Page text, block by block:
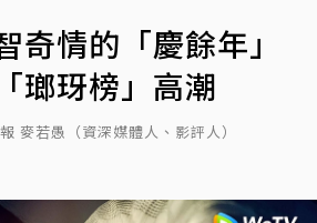
奇情的「慶餘年」
瑯玡榜」高潮
麥若愚（資深媒體人、影評人）